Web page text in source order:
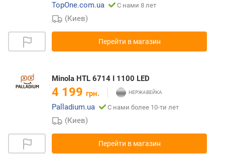
TopOne.com.ua
С нами 8 лет
(Киев)
Перейти в магазин
Minola HTL 6714 I 1100 LED
4 199 грн.
Palladium.ua
С нами более 10-ти лет
(Киев)
Перейти в магазин